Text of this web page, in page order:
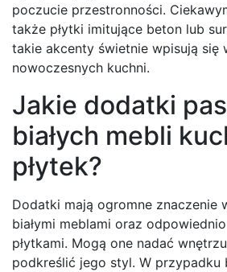
poczucie przestronności.
także płytki imitujące beton lub
takie akcenty świetnie wpisują się
nowoczesnych kuchni.
Jakie dodatki
białych mebli
płytek?
Dodatki mają ogromne znaczenie
białymi meblami oraz
płytkami. Mogą one nadać
podkreślić jego styl. W przypadku